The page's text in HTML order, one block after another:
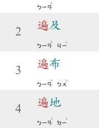
ㄅㄧㄢ
ˋ
2
遍及
ㄅㄧㄢ
ˋ
ㄐㄧ
ˊ
3
遍布
ㄅㄧㄢ
ˋ
ㄅㄨ
ˋ
4
遍地
ㄅㄧㄢ
ˋ
ㄉㄧ
ˋ